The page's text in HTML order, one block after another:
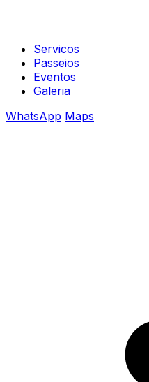
Servicos
Passeios
Eventos
Galeria
WhatsApp Maps